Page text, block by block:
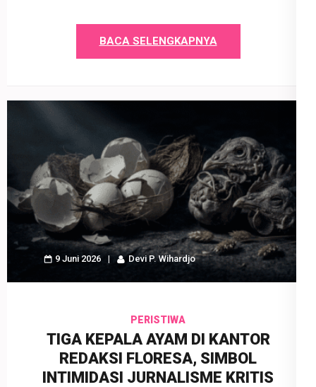
BACA SELENGKAPNYA
9 Juni 2026 Devi P. Wihardjo
PERISTIWA
TIGA KEPALA AYAM DI KANTOR
REDAKSI FLORESA, SIMBOL
INTIMIDASI JURNALISME KRITIS